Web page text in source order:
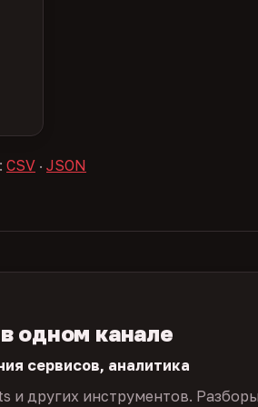
CSV · JSON
одном канале
сервисов, аналитика
и других инструментов.